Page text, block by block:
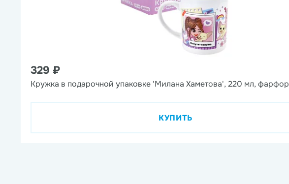
329 ₽
Кружка в подарочной упаковке 'Милана Хаметова', 220 мл, фарфор
КУПИТЬ